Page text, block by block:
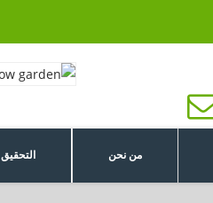
من نحن التحقيق